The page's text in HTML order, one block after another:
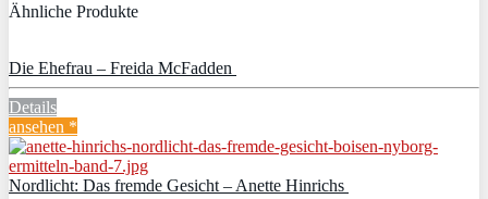
Ähnliche Produkte
Die Ehefrau – Freida McFadden
Details
ansehen *
Nordlicht: Das fremde Gesicht – Anette Hinrichs